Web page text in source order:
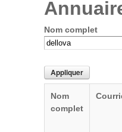
Nom complet
Nom
complet